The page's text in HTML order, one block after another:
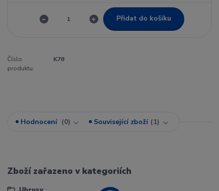
Přidat do košíku
Číslo
produktu:
K78
Hodnocení 0 Související zboží 1
Zboží zařazeno v kategoriích